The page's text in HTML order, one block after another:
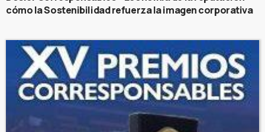
cómo la Sostenibilidad refuerza la imagen corporativa